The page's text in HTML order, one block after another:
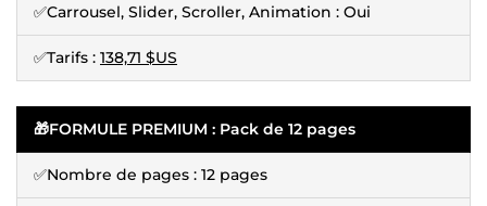
✅Carrousel, Slider, Scroller, Animation : Oui
✅Tarifs : 138,71 $US
🎁FORMULE PREMIUM : Pack de 12 pages
✅Nombre de pages : 12 pages